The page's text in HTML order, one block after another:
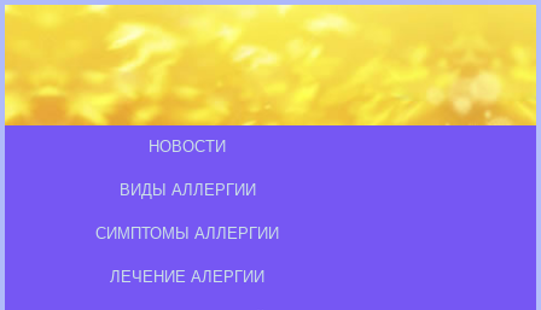
НОВОСТИ
ВИДЫ АЛЛЕРГИИ
СИМПТОМЫ АЛЛЕРГИИ
ЛЕЧЕНИЕ АЛЕРГИИ